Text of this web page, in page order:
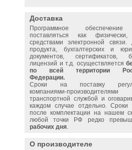
Доставка
Программное
поставляться как
средствами электронной связи.
продукта, бухгалтерских и
документов, сертификатов,
лицензий и т.д. осуществляется
по всей территории
Федерации.
Сроки на поставку
компаниями-
транспортной службой и
каждом случае отдельно. Сроки
после комплектации на нашем
любой точки РФ редко
рабочих дня.
О производителе